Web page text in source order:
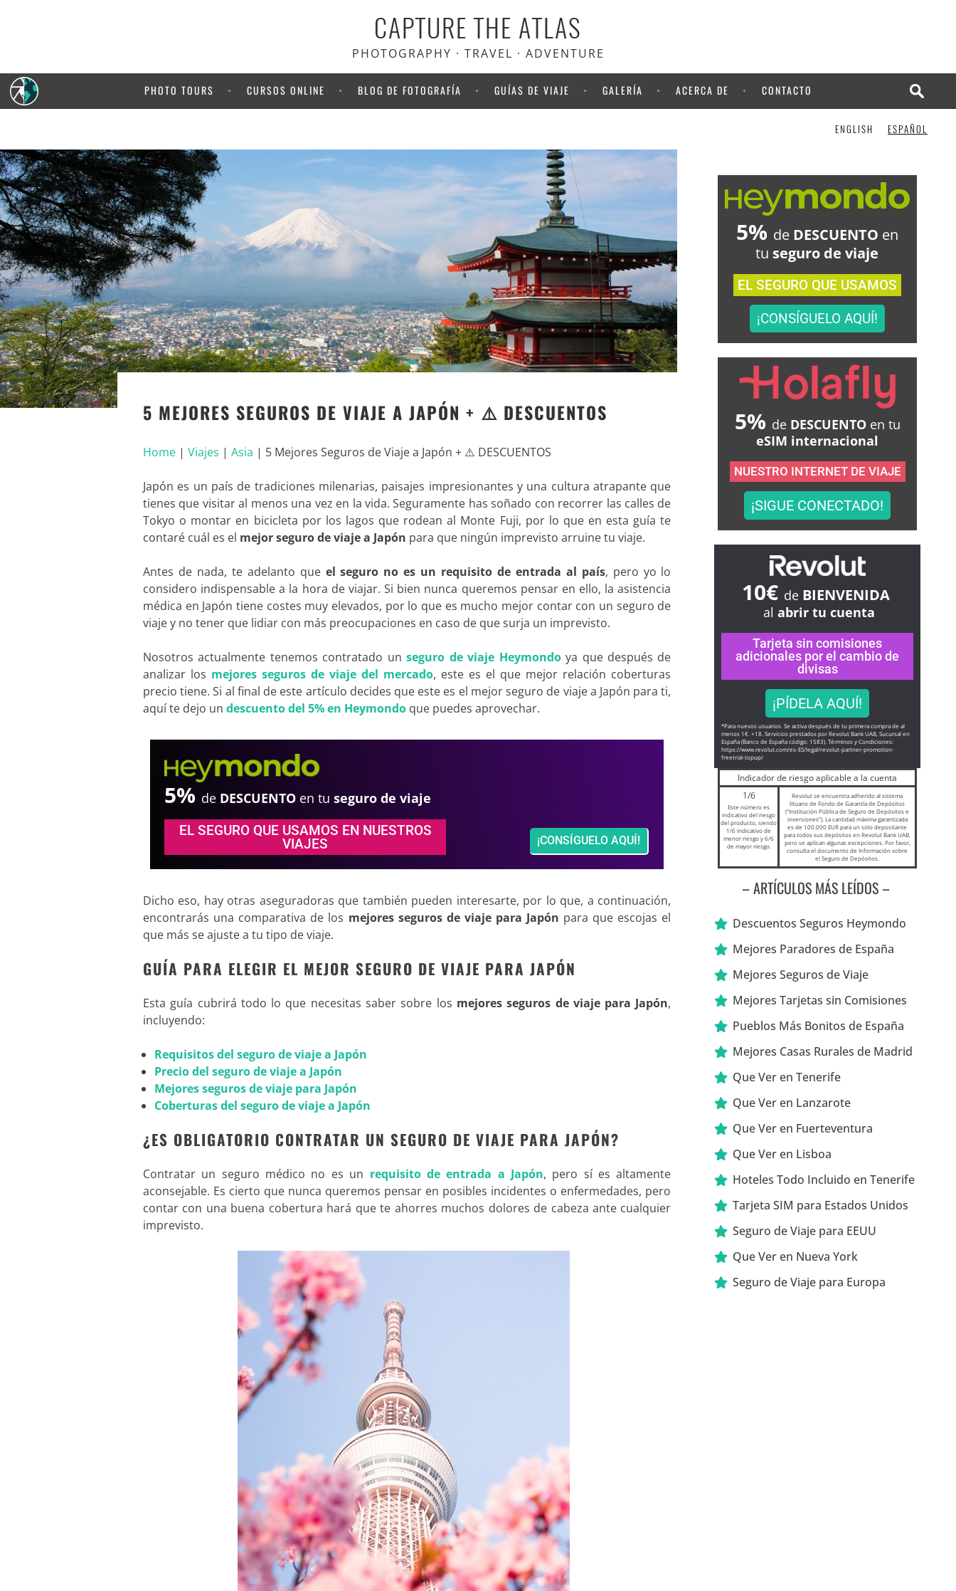
CAPTURE THE ATLAS
PHOTOGRAPHY · TRAVEL · ADVENTURE
PHOTO TOURS CURSOS ONLINE BLOG DE FOTOGRAFÍA GUÍAS DE VIAJE GALERÍA ACERCA DE CONTACTO
ENGLISH ESPAÑOL
5 MEJORES SEGUROS DE VIAJE A JAPÓN + ⚠️ DESCUENTOS
Home | Viajes | Asia | 5 Mejores Seguros de Viaje a Japón + ⚠️ DESCUENTOS
Japón es un país de tradiciones milenarias, paisajes impresionantes y una cultura atrapante que
tienes que visitar al menos una vez en la vida. Seguramente has soñado con recorrer las calles de
Tokyo o montar en bicicleta por los lagos que rodean al Monte Fuji, por lo que en esta guía te
contaré cuál es el mejor seguro de viaje a Japón para que ningún imprevisto arruine tu viaje.
Antes de nada, te adelanto que el seguro no es un requisito de entrada al país, pero yo lo
considero indispensable a la hora de viajar. Si bien nunca queremos pensar en ello, la asistencia
médica en Japón tiene costes muy elevados, por lo que es mucho mejor contar con un seguro de
viaje y no tener que lidiar con más preocupaciones en caso de que surja un imprevisto.
Nosotros actualmente tenemos contratado unseguro de viaje Heymondoya que después de
analizar los mejores seguros de viaje del mercado, este es el que mejor relación coberturas
precio tiene. Si al final de este artículo decides que este es el mejor seguro de viaje a Japón para ti,
aquí te dejo un descuento del 5% en Heymondo que puedes aprovechar.
5% de DESCUENTO en tu seguro de viaje
EL SEGURO QUE USAMOS EN NUESTROS
VIAJES
¡CONSÍGUELO AQUÍ!
Dicho eso, hay otras aseguradoras que también pueden interesarte, por lo que, a continuación,
encontrarás una comparativa de los mejores seguros de viaje para Japón para que escojas el
que más se ajuste a tu tipo de viaje.
GUÍA PARA ELEGIR EL MEJOR SEGURO DE VIAJE PARA JAPÓN
Esta guía cubrirá todo lo que necesitas saber sobre los mejores seguros de viaje para Japón,
incluyendo:
Requisitos del seguro de viaje a Japón
Precio del seguro de viaje a Japón
Mejores seguros de viaje para Japón
Coberturas del seguro de viaje a Japón
¿ES OBLIGATORIO CONTRATAR UN SEGURO DE VIAJE PARA JAPÓN?
Contratar un seguro médico no es un requisito de entrada a Japón, pero sí es altamente
aconsejable. Es cierto que nunca queremos pensar en posibles incidentes o enfermedades, pero
contar con una buena cobertura hará que te ahorres muchos dolores de cabeza ante cualquier
imprevisto.
5% deDESCUENTO en
tu seguro de viaje
EL SEGURO QUE USAMOS
¡CONSÍGUELO AQUÍ!
5% de DESCUENTO en tu
eSIM internacional
NUESTRO INTERNET DE VIAJE
¡SIGUE CONECTADO!
10€ de BIENVENIDA
al abrir tu cuenta
Tarjeta sin comisiones
adicionales por el cambio de
divisas
¡PÍDELA AQUÍ!
*Para nuevos usuarios. Se activa después de tu primera compra de al
menos 1€. +18. Servicios prestados por Revolut Bank UAB, Sucursal en
España (Banco de España código: 1583). Términos y Condiciones:
https://www.revolut.com/es-ES/legal/revolut-partner-promotion-
freetrial-topup/
Indicador de riesgo aplicable a la cuenta
1/6
Este número es
indicativo del riesgo
del producto, siendo
1/6 indicativo de
menor riesgo y 6/6
de mayor riesgo.
Revolut se encuentra adherido al sistema
lituano de Fondo de Garantía de Depósitos
(“Institución Pública de Seguro de Depósitos e
inversiones”). La cantidad máxima garantizada
es de 100.000 EUR para un solo depositante
para todos sus depósitos en Revolut Bank UAB,
pero se aplican algunas excepciones. Por favor,
consulta el documento de Información sobre
el Seguro de Depósitos.
– ARTÍCULOS MÁS LEÍDOS –
Descuentos Seguros Heymondo
Mejores Paradores de España
Mejores Seguros de Viaje
Mejores Tarjetas sin Comisiones
Pueblos Más Bonitos de España
Mejores Casas Rurales de Madrid
Que Ver en Tenerife
Que Ver en Lanzarote
Que Ver en Fuerteventura
Que Ver en Lisboa
Hoteles Todo Incluido en Tenerife
Tarjeta SIM para Estados Unidos
Seguro de Viaje para EEUU
Que Ver en Nueva York
Seguro de Viaje para Europa